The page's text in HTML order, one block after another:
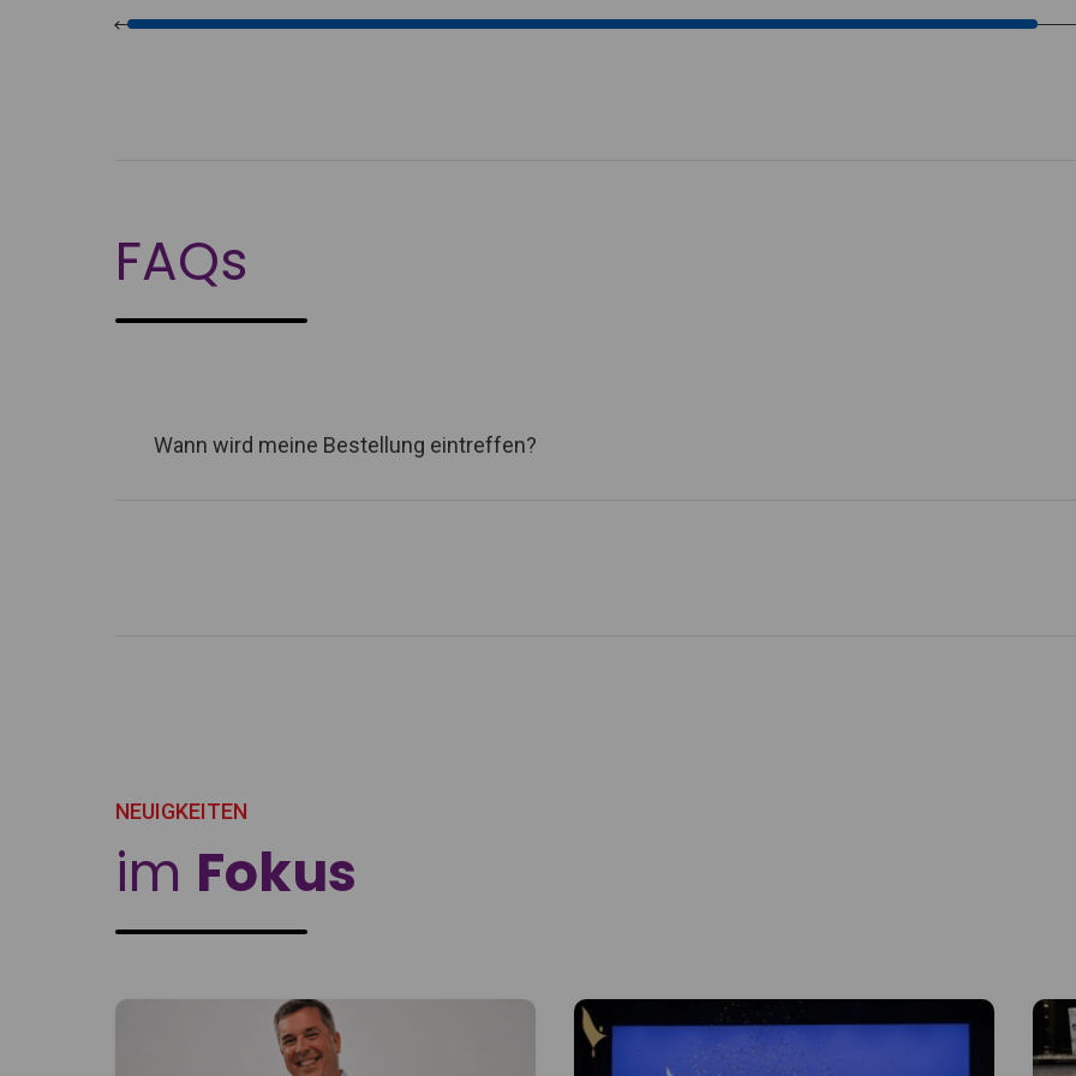
FAQs
Wann wird meine Bestellung eintreffen?
NEUIGKEITEN
im Fokus